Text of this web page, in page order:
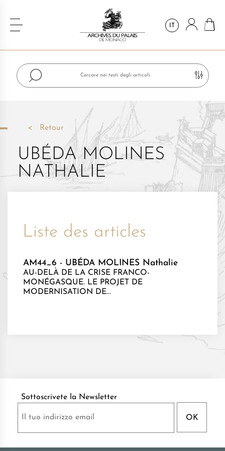
IT
Retour
UBÉDA MOLINES
NATHALIE
Liste des articles
AM44_6 - UBÉDA MOLINES Nathalie
AU-DELÀ DE LA CRISE FRANCO-
MONÉGASQUE. LE PROJET DE
MODERNISATION DE...
Sottoscrivete la Newsletter